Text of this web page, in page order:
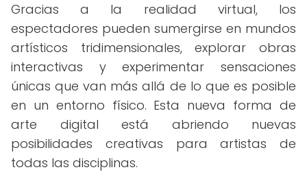
Gracias a la realidad virtual, los
espectadores pueden sumergirse en mundos
artísticos tridimensionales, explorar obras
interactivas y experimentar sensaciones
únicas que van más allá de lo que es posible
en un entorno físico. Esta nueva forma de
arte digital está abriendo nuevas
posibilidades creativas para artistas de
todas las disciplinas.